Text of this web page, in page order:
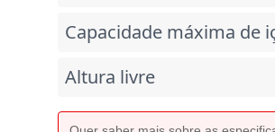
Capacidade máxima de
Altura livre